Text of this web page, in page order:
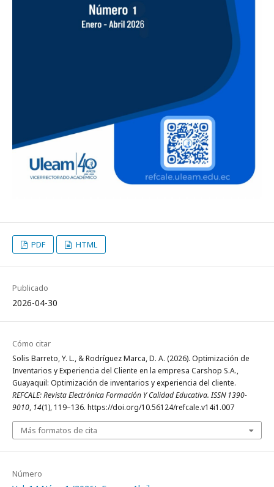
PDF HTML
Publicado
2026-04-30
Cómo citar
Solis Barreto, Y. L., & Rodríguez Marca, D. A. (2026). Optimización de
Inventarios y Experiencia del Cliente en la empresa Carshop S.A.,
Guayaquil: Optimización de inventarios y experiencia del cliente.
REFCALE: Revista Electrónica Formación Y Calidad Educativa. ISSN 1390-
9010, 14(1), 119–136. https://doi.org/10.56124/refcale.v14i1.007
Más formatos de cita
Número